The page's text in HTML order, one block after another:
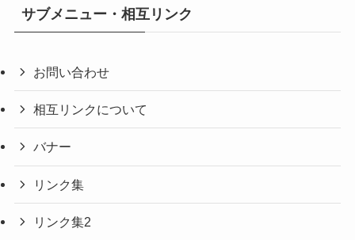
サブメニュー・相互リンク
お問い合わせ
相互リンクについて
バナー
リンク集
リンク集2